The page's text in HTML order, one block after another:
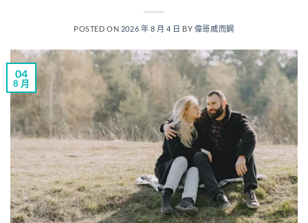
POSTED ON 2026 年 8 月 4 日 BY 偉哥威而鋼
04
8 月